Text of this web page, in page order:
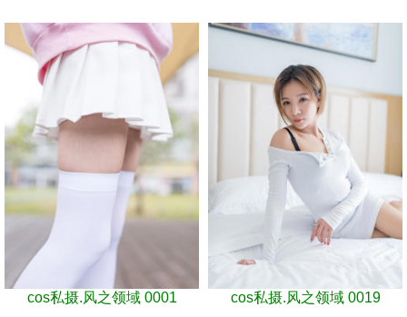
cos私摄.风之领域 0001 cos私摄.风之领域 0019